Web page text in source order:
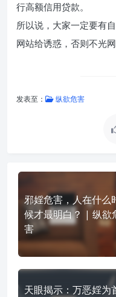
行高额信用贷款。
所以说，大家一定要有
网站给诱惑，否则不光
发表至： 纵欲危害
邪婬危害，人在什么
候才最明白？ | 纵欲
害
天眼揭示：万恶婬为